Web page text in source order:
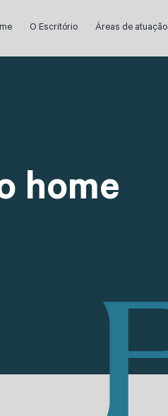
O Escritório Áreas de atuação
home